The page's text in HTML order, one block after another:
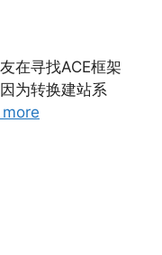
在寻找ACE框架
为转换建站系